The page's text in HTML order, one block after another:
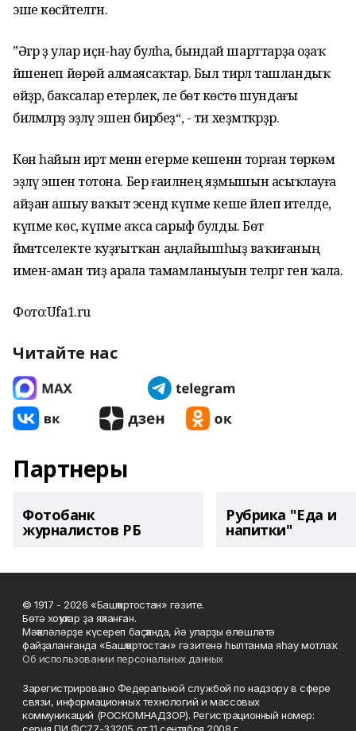
эше көсәйтелгән.
”Әгәр ҙә улар иҫән-һау булһа, бындай шарттарҙа оҙаҡ
йәшенеп йөрөй алмаясаҡтар. Был тирәлә ташландыҡ
өйҙәр, баҡсалар етерлек, әле бөтә көстө шундағы
биләмәләрҙә эҙләү эшенә бирәбеҙ“, - ти хеҙмәткәрҙәр.
Көн һайын иртә менән егерме кешенән торған төркөм
эҙләү эшенә тотона. Бер ғаиләнең яҙмышын асыҡлауға
айҙан ашыу ваҡыт эсендә күпме кеше йәлеп ителде,
күпме көс, күпме аҡса сарыф булды. Бөтә
йәмәғәтселекте ҡуҙғытҡан аңлайышһыҙ ваҡиғаның
имен-аман тиҙ арала тамамланыуын теләргә генә ҡала.
Фото:Ufa1.ru
Читайте нас
Партнеры
Фотобанк
журналистов РБ
Рубрика "Еда и
напитки"
© 1917 - 2026 «Башҡортостан» гәзите.
Бөтә хоҡуҡтар ҙа яҡланған.
Мәҡәләләрҙе күсереп баҫҡанда, йә уларҙы өлөшләтә
файҙаланғанда «Башҡортостан» гәзитенә һылтанма яһау мотлаҡ.
Об использовании персональных данных
Зарегистрировано Федеральной службой по надзору в сфере
связи, информационных технологий и массовых
коммуникаций (РОСКОМНАДЗОР). Регистрационный номер: